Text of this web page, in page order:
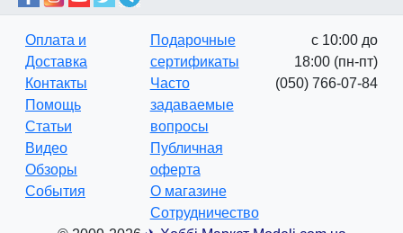
Оплата и
Доставка
Контакты
Помощь
Статьи
Видео
Обзоры
События
Подарочные
сертификаты
Часто
задаваемые
вопросы
Публичная
оферта
О магазине
Сотрудничество
с 10:00 до
18:00 (пн-пт)
(050) 766-07-84